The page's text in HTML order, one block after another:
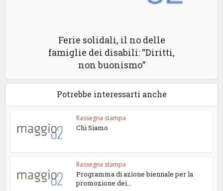
Ferie solidali, il no delle
famiglie dei disabili: “Diritti,
non buonismo”
Potrebbe interessarti anche
Rassegna stampa
Chi Siamo
Rassegna stampa
Programma di azione biennale per la
promozione dei...